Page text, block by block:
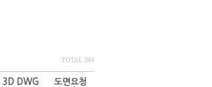
TOTAL 394
3D DWG 도면요청